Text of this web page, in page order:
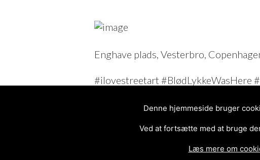
Enghave plads, Vesterbro,
#ilovestreetart #BlødLykkeWasHere
#Copenhagen #blodlykke
Denne hjemmeside bruger
Ved at fortsætte med at bruge
Læs mere om